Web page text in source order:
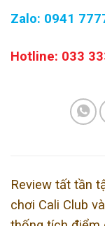
Zalo: 0941
Hotline: 033
Review tất tần
chơi Cali Club